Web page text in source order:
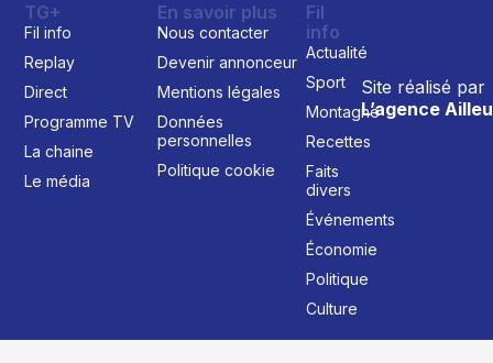
Site réalisé par
L’agence
TG+
Fil info
Replay
Direct
Programme TV
La chaine
Le média
En savoir plus
Nous contacter
Devenir annonceur
Mentions légales
Données
personnelles
Politique cookie
Fil
info
Actualité
Sport
Montagne
Recettes
Faits
divers
Événements
Économie
Politique
Culture